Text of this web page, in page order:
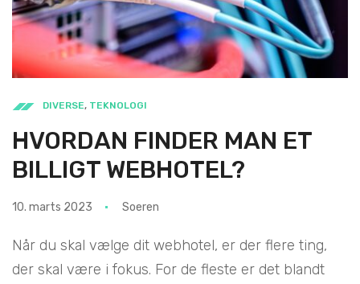
DIVERSE, TEKNOLOGI
HVORDAN FINDER MAN ET
BILLIGT WEBHOTEL?
10. marts 2023 Soeren
Når du skal vælge dit webhotel, er der flere ting,
der skal være i fokus. For de fleste er det blandt